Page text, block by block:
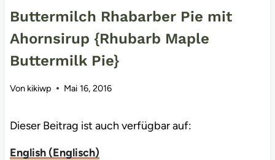
Buttermilch Rhabarber Pie mit
Ahornsirup {Rhubarb Maple
Buttermilk Pie}
Von kikiwp Mai 16, 2016
Dieser Beitrag ist auch verfügbar auf:
English(Englisch)